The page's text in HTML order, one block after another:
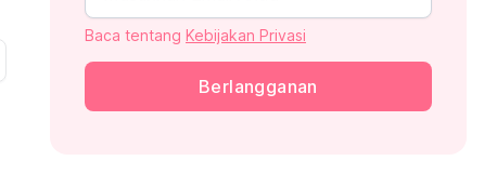
Baca tentang Kebijakan Privasi
Berlangganan